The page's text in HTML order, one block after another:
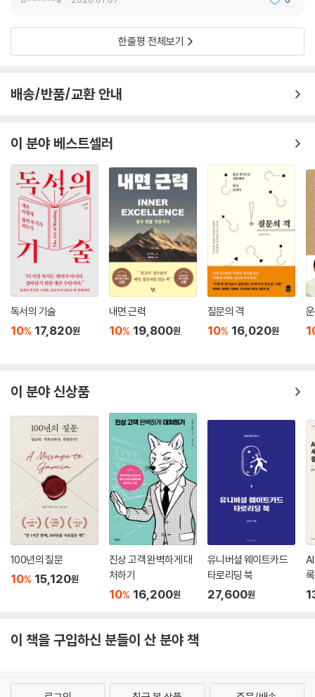
한줄평 전체보기
배송/반품/교환 안내
이 분야 베스트셀러
독서의 기술
10% 17,820원
내면 근력
10% 19,800원
질문의 격
10% 16,020원
이 분야 신상품
100년의 질문
10% 15,120원
진상 고객 완벽하게 대
처하기
10% 16,200원
유니버셜 웨이트카드
타로리딩 북
27,600원
이 책을 구입하신 분들이 산 분야 책